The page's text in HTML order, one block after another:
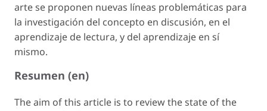
arte se proponen nuevas líneas problemáticas para
la investigación del concepto en discusión, en el
aprendizaje de lectura, y del aprendizaje en sí
mismo.
Resumen (en)
The aim of this article is to review the state of the